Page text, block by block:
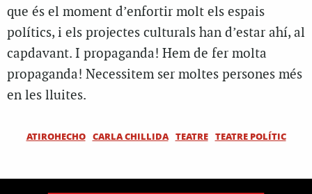
que és el moment d’enfortir molt els espais
polítics, i els projectes culturals han d’estar ahí, al
capdavant. I propaganda! Hem de fer molta
propaganda! Necessitem ser moltes persones més
en les lluites.
ATIROHECHO CARLA CHILLIDA TEATRE TEATRE POLÍTIC